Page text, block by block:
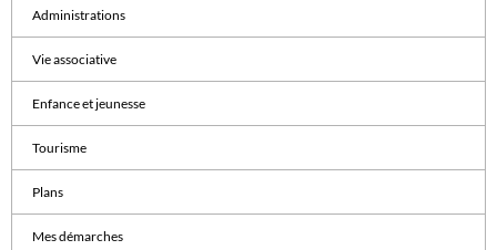
Administrations
Vie associative
Enfance et jeunesse
Tourisme
Plans
Mes démarches